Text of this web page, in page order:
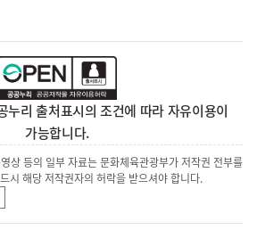
누리 출처표시의 조건에 따라 자유이용이
가능합니다.
상 등의 일부 자료는 문화체육관광부가 저작권 전부를
시 해당 저작권자의 허락을 받으셔야 합니다.